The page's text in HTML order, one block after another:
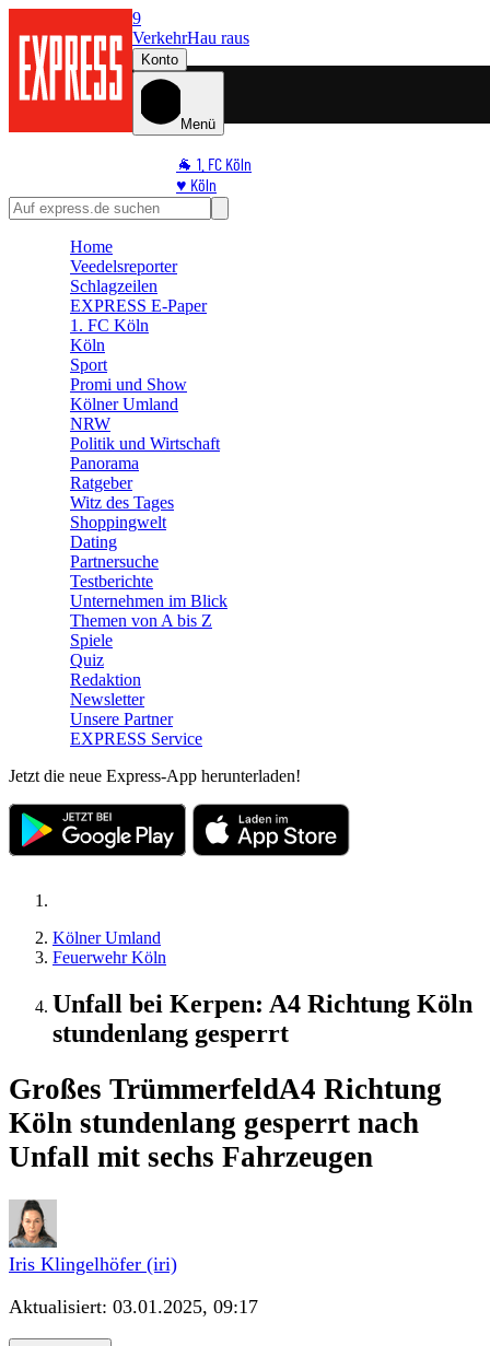
9
VerkehrHau raus
Konto
Menü
🐐 1. FC Köln
♥️ Köln
⭐ Promi
🛒 Shoppingwelt
Home
Veedelsreporter
Schlagzeilen
EXPRESS E-Paper
1. FC Köln
Köln
Sport
Promi und Show
Kölner Umland
NRW
Politik und Wirtschaft
Panorama
Ratgeber
Witz des Tages
Shoppingwelt
Dating
Partnersuche
Testberichte
Unternehmen im Blick
Themen von A bis Z
Spiele
Quiz
Redaktion
Newsletter
Unsere Partner
EXPRESS Service
Jetzt die neue Express-App herunterladen!
Kölner Umland
Feuerwehr Köln
Unfall bei Kerpen: A4 Richtung Köln
stundenlang gesperrt
Großes TrümmerfeldA4 Richtung
Köln stundenlang gesperrt nach
Unfall mit sechs Fahrzeugen
Iris Klingelhöfer (iri)
Aktualisiert: 03.01.2025, 09:17